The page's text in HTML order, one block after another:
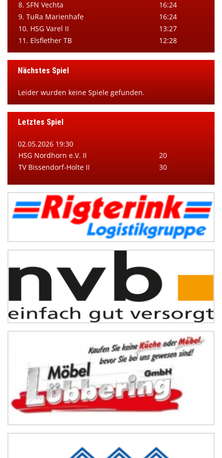
8. SFN Vechta
16:24
9. TuRa Marienhafe
16:24
10. HSG Varel II
13:27
11. Elsflether TB
12:28
Nächstes Spiel
Leider wurden keine Spiele gefunden.
Letztes Spiel
02.05.2026 19:30
HSG Nordhorn e.V. II
20
TV Bissendorf-Holte II
30